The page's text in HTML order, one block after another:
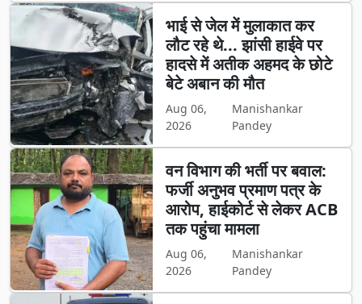
भाई से जेल में मुलाकात कर
लौट रहे थे... झांसी हाईवे पर
हादसे में अतीक अहमद के छोटे
बेटे अबान की मौत
Aug 06,
2026
Manishankar
Pandey
वन विभाग की भर्ती पर बवाल:
फर्जी अनुभव प्रमाण पत्र के
आरोप, हाईकोर्ट से लेकर ACB
तक पहुंचा मामला
Aug 06,
2026
Manishankar
Pandey